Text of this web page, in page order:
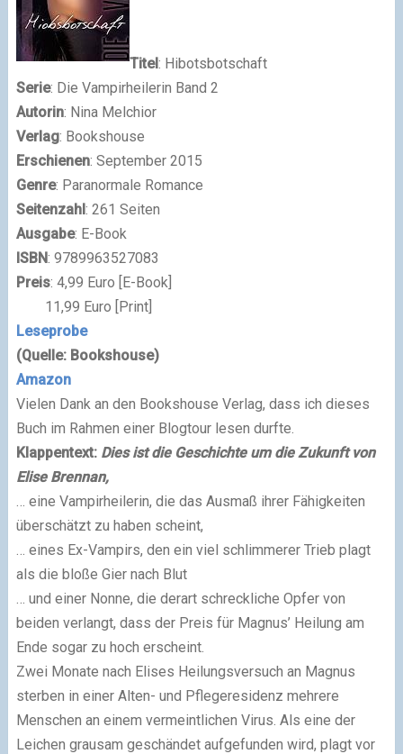
Titel: Hibotsbotschaft
Serie: Die Vampirheilerin Band 2
Autorin: Nina Melchior
Verlag: Bookshouse
Erschienen: September 2015
Genre: Paranormale Romance
Seitenzahl: 261 Seiten
Ausgabe: E-Book
ISBN: 9789963527083
Preis: 4,99 Euro [E-Book]
11,99 Euro [Print]
Leseprobe
(Quelle: Bookshouse)
Amazon
Vielen Dank an den Bookshouse Verlag, dass ich dieses
Buch im Rahmen einer Blogtour lesen durfte.
Klappentext: Dies ist die Geschichte um die Zukunft von
Elise Brennan,
… eine Vampirheilerin, die das Ausmaß ihrer Fähigkeiten
überschätzt zu haben scheint,
… eines Ex-Vampirs, den ein viel schlimmerer Trieb plagt
als die bloße Gier nach Blut
… und einer Nonne, die derart schreckliche Opfer von
beiden verlangt, dass der Preis für Magnus’ Heilung am
Ende sogar zu hoch erscheint.
Zwei Monate nach Elises Heilungsversuch an Magnus
sterben in einer Alten- und Pflegeresidenz mehrere
Menschen an einem vermeintlichen Virus. Als eine der
Leichen grausam geschändet aufgefunden wird, plagt vor